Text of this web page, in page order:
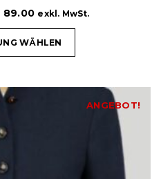
89.00 exkl. MwSt.
WÄHLEN
ANGEBOT!